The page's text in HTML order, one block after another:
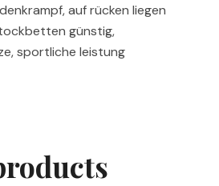
auf rücken liegen
günstig,
sportliche leistung